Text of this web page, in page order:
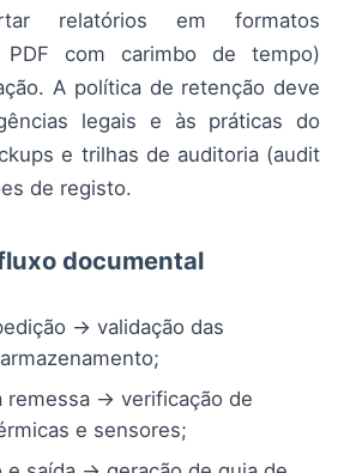
relatórios em formatos
PDF com carimbo de tempo)
A política de retenção deve
legais e às práticas do
e trilhas de auditoria (audit
de registo.
documental
→ validação das
remessa → verificação de
e sensores;